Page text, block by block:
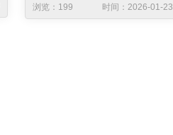
浏览：199 时间：2026-01-23